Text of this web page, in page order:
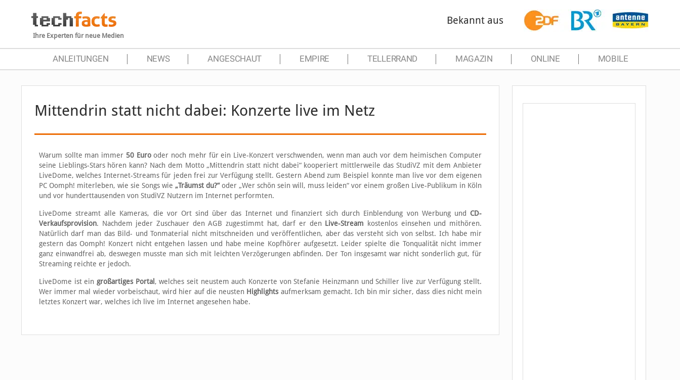
Ihre Experten für neue Medien
Bekannt aus
ANLEITUNGEN NEWS ANGESCHAUT EMPIRE TELLERRAND MAGAZIN ONLINE MOBILE
Mittendrin statt nicht dabei: Konzerte live im Netz
Warum sollte man immer 50 Eurooder noch mehr für ein Live-Konzert verschwenden, wenn man auch vor dem heimischen Computer
seine Lieblings-Stars hören kann? Nach dem Motto „Mittendrin statt nicht dabei“ kooperiert mittlerweile das StudiVZ mit dem Anbieter
LiveDome, welches Internet-Streams für jeden frei zur Verfügung stellt. Gestern Abend zum Beispiel konnte man live vor dem eigenen
PC Oomph! miterleben, wie sie Songs wie „Träumst du?“oder „Wer schön sein will, muss leiden“ vor einem großen Live-Publikum in Köln
und vor hunderttausenden von StudiVZ Nutzern im Internet performten.
LiveDome streamt alle Kameras, die vor Ort sind über das Internet und finanziert sich durch Einblendung von Werbung und CD-
Verkaufsprovision. Nachdem jeder Zuschauer den AGB zugestimmt hat, darf er den Live-Stream kostenlos einsehen und mithören.
Natürlich darf man das Bild- und Tonmaterial nicht mitschneiden und veröffentlichen, aber das versteht sich von selbst. Ich habe mir
gestern das Oomph! Konzert nicht entgehen lassen und habe meine Kopfhörer aufgesetzt. Leider spielte die Tonqualität nicht immer
ganz einwandfrei ab, deswegen musste man sich mit leichten Verzögerungen abfinden. Der Ton insgesamt war nicht sonderlich gut, für
Streaming reichte er jedoch.
LiveDome ist ein großartiges Portal , welches seit neustem auch Konzerte von Stefanie Heinzmann und Schiller live zur Verfügung stellt.
Wer immer mal wieder vorbeischaut, wird hier auf die neusten Highlights aufmerksam gemacht. Ich bin mir sicher, dass dies nicht mein
letztes Konzert war, welches ich live im Internet angesehen habe.